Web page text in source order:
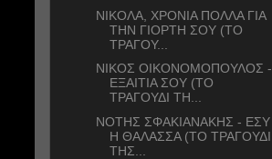
ΝΙΚΟΛΑ, ΧΡΟΝΙΑ ΠΟΛΛΑ ΓΙΑ
ΤΗΝ ΓΙΟΡΤΗ ΣΟΥ (ΤΟ
ΤΡΑΓΟΥ...
ΝΙΚΟΣ ΟΙΚΟΝΟΜΟΠΟΥΛΟΣ -
ΕΞΑΙΤΙΑ ΣΟΥ (ΤΟ
ΤΡΑΓΟΥΔΙ ΤΗ...
ΝΟΤΗΣ ΣΦΑΚΙΑΝΑΚΗΣ - ΕΣΥ
Η ΘΑΛΑΣΣΑ (ΤΟ ΤΡΑΓΟΥΔΙ
ΤΗΣ...